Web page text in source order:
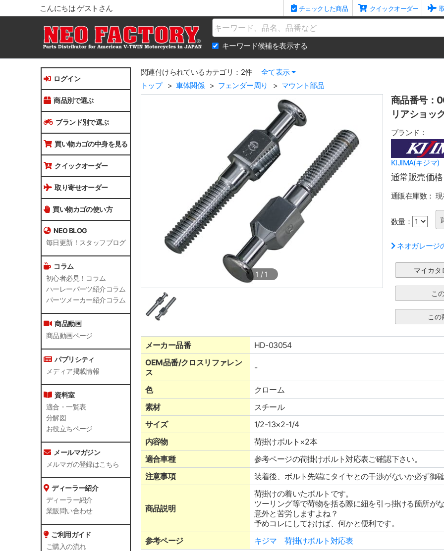
こんにちは ゲストさん チェックした商品 クイックオーダー
Name
キーワード候補を表示する
ログイン
商品別で選ぶ
ブランド別で選ぶ
買い物カゴの中身を見る
クイックオーダー
取り寄せオーダー
買い物カゴの使い方
NEO BLOG
毎日更新！スタッフブログ
コラム
初心者必見！コラム
ハーレーパーツ紹介コラム
パーツメーカー紹介コラム
商品動画
商品動画ページ
パブリシティ
メディア掲載情報
資料室
適合・一覧表
分解図
お役立ちページ
メールマガジン
メルマガの登録はこちら
ディーラー紹介
ディーラー紹介
業販問い合わせ
ご利用ガイド
ご購入の流れ
関連付けられているカテゴリ：2件
全て表示
トップ
車体関係 フェンダー周り マウント部品
1 / 1
商品番号：
リアショッ
ブランド：
KIJIMA(キジマ)
通常販売価格
通販在庫数：
数量：
ネオガレージ
メーカー品番
HD-03054
OEM品番/クロスリファレン
ス
-
色
クローム
素材
スチール
サイズ
1/2-13×2-1/4
内容物
荷掛けボルト×2本
適合車種
参考ページの荷掛けボルト対応表ご確認下さい。
注意事項
装着後、ボルト先端にタイヤとの干渉がないか必ず御確
商品説明
荷掛けの着いたボルトです。
ツーリング等で荷物を括る際に紐を引っ掛ける箇所がな
意外と苦労しますよね？
予めコレにしておけば、何かと便利です。
参考ページ
キジマ 荷掛けボルト対応表